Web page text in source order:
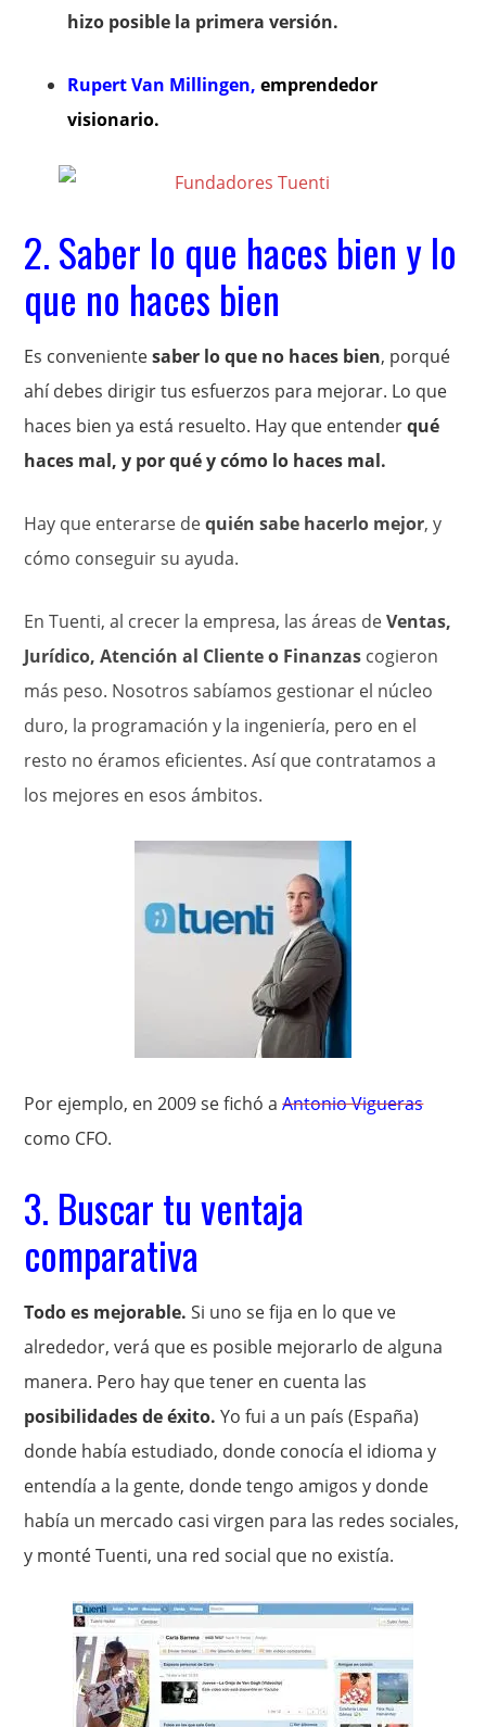
hizo posible la primera versión.
Rupert Van Millingen,emprendedor
visionario.
2. Saber lo que haces bien y lo
que no haces bien
Es convenientesaber lo que no haces bien, porqué
ahí debes dirigir tus esfuerzos para mejorar. Lo que
haces bien ya está resuelto. Hay que entenderqué
haces mal, y por qué y cómo lo haces mal.
Hay que enterarse dequién sabe hacerlo mejor, y
cómo conseguir su ayuda.
En Tuenti, al crecer la empresa, las áreas deVentas,
Jurídico, Atención al Cliente o Finanzas cogieron
más peso. Nosotros sabíamos gestionar el núcleo
duro, la programación y la ingeniería, pero en el
resto no éramos eficientes. Así que contratamos a
los mejores en esos ámbitos.
Por ejemplo, en 2009 se fichó aAntonio Vigueras
como CFO.
3. Buscar tu ventaja
comparativa
Todo es mejorable. Si uno se fija en lo que ve
alrededor, verá que es posible mejorarlo de alguna
manera. Pero hay que tener en cuenta las
posibilidades de éxito. Yo fui a un país (España)
donde había estudiado, donde conocía el idioma y
entendía a la gente, donde tengo amigos y donde
había un mercado casi virgen para las redes sociales,
y monté Tuenti, una red social que no existía.